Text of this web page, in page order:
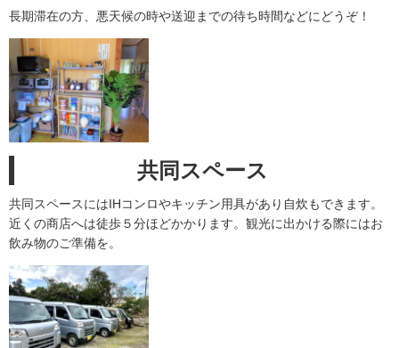
長期滞在の方、悪天候の時や送迎までの待ち時間などにどうぞ！
共同スペース
共同スペースにはIHコンロやキッチン用具があり自炊もできます。
近くの商店へは徒歩５分ほどかかります。観光に出かける際にはお
飲み物のご準備を。